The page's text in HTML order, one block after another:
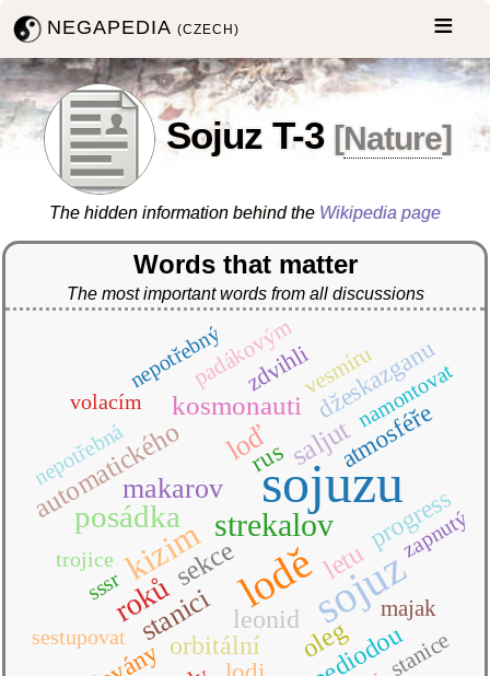
NEGAPEDIA(CZECH)
Sojuz T-3 [Nature]
The hidden information behind the Wikipedia page
Words that matter
The most important words from all discussions
sojuzu
sojuz
lodě
kizim strekalov
posádka
roků
loď
makarov
saljut
stanici
automatického
kosmonauti
letu
sekce
leonidoleg
orbitální pediodou
progress
atmosféře
džeskazganu
rus
zdvihli
majak
padákovým
stanice
vesmírunamontovat
nepotřebná
nepotřebný
sestupovat
sssr
trojice
volacím
zapnutý